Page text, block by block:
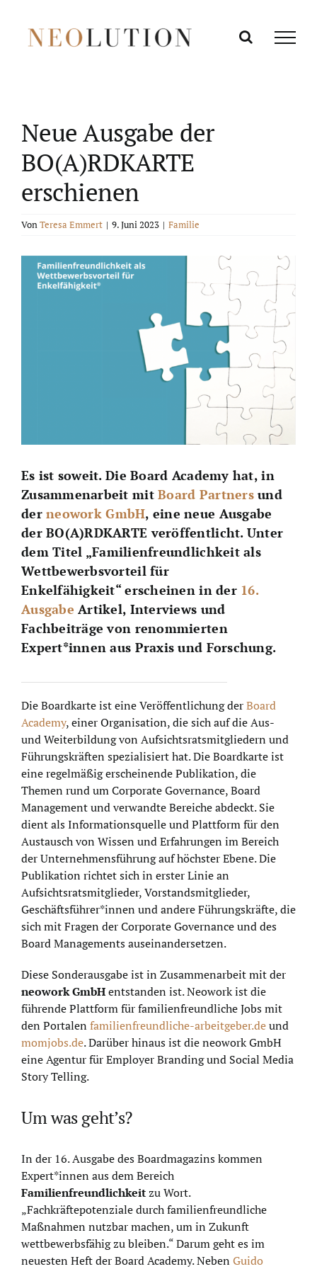
Inhalt
springen
Neue Ausgabe der
BO(A)RDKARTE
erschienen
VonTeresa Emmert | 9. Juni 2023 | Familie
Zeige
grösseres
Es ist soweit. Die Board Academy hat, in
Zusammenarbeit mitBoard Partnersund
derneowork GmbH, eine neue Ausgabe
der BO(A)RDKARTE veröffentlicht. Unter
dem Titel „Familienfreundlichkeit als
Wettbewerbsvorteil für
Enkelfähigkeit“erscheinen in der 16.
Ausgabe Artikel, Interviews und
Fachbeiträge von renommierten
Expert*innen aus Praxis und Forschung.
Die Boardkarte ist eine Veröffentlichung derBoard
Academy, einer Organisation, die sich auf die Aus-
und Weiterbildung von Aufsichtsratsmitgliedern und
Führungskräften spezialisiert hat. Die Boardkarte ist
eine regelmäßig erscheinende Publikation, die
Themen rund um Corporate Governance, Board
Management und verwandte Bereiche abdeckt. Sie
dient als Informationsquelle und Plattform für den
Austausch von Wissen und Erfahrungen im Bereich
der Unternehmensführung auf höchster Ebene. Die
Publikation richtet sich in erster Linie an
Aufsichtsratsmitglieder, Vorstandsmitglieder,
Geschäftsführer*innen und andere Führungskräfte, die
sich mit Fragen der Corporate Governance und des
Board Managements auseinandersetzen.
Diese Sonderausgabe ist in Zusammenarbeit mit der
neowork GmbHentstanden ist. Neowork ist die
führende Plattform für familienfreundliche Jobs mit
den Portalen familienfreundliche-arbeitgeber.deund
momjobs.de. Darüber hinaus ist die neowork GmbH
eine Agentur für Employer Branding und Social Media
Story Telling.
Um was geht’s?
In der 16. Ausgabe des Boardmagazins kommen
Expert*innen aus dem Bereich
Familienfreundlichkeitzu Wort.
„Fachkräftepotenziale durch familienfreundliche
Maßnahmen nutzbar machen, um in Zukunft
wettbewerbsfähig zu bleiben.“ Darum geht es im
neuesten Heft der Board Academy. Neben Guido